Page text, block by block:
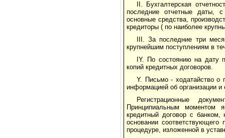
II. Бухгалтерская
последние отчетные даты,
основные средства,
кредиторы ( по наиболее
III. За последние три
крупнейшим поступлениям в
IY. По состоянию на дату
копий кредитных договоров.
Y. Письмо - ходатайство о
информацией об организации и
Регистрационные
Принципиальным моментом
кредитный договор с банком,
основании
процедуре, изложенной в